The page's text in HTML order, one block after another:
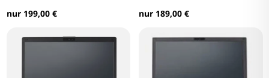
nur 199,00 € nur 189,00 €